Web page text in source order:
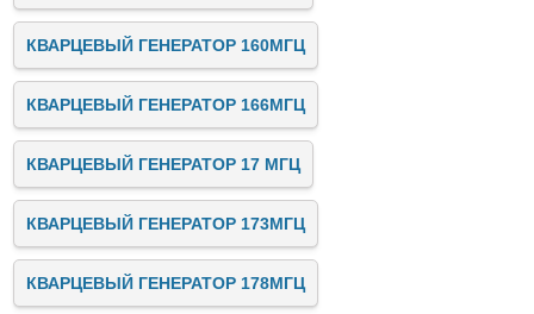
КВАРЦЕВЫЙ ГЕНЕРАТОР 160МГЦ
КВАРЦЕВЫЙ ГЕНЕРАТОР 166МГЦ
КВАРЦЕВЫЙ ГЕНЕРАТОР 17 МГЦ
КВАРЦЕВЫЙ ГЕНЕРАТОР 173МГЦ
КВАРЦЕВЫЙ ГЕНЕРАТОР 178МГЦ